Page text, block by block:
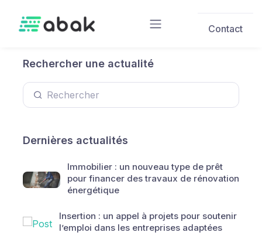
Contact
Rechercher une actualité
Dernières actualités
Immobilier : un nouveau type de prêt
pour financer des travaux de rénovation
énergétique
Insertion : un appel à projets pour soutenir
l’emploi dans les entreprises adaptées